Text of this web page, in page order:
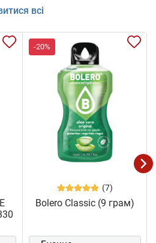
всі
-20%
(7)
Bolero Classic (9 грам)